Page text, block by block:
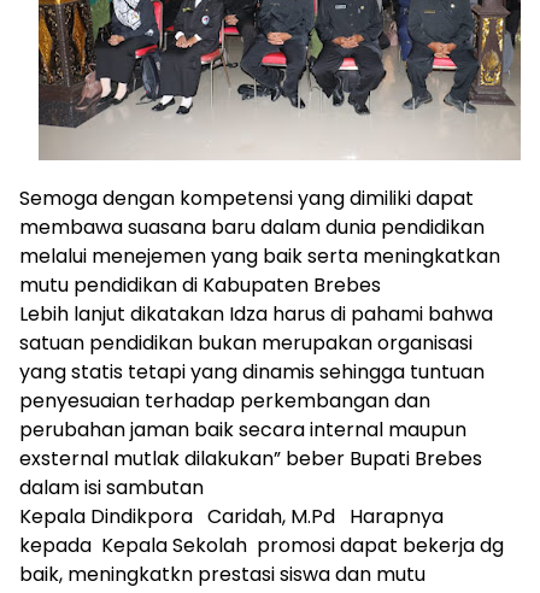
Semoga dengan kompetensi yang dimiliki dapat
membawa suasana baru dalam dunia pendidikan
melalui menejemen yang baik serta meningkatkan
mutu pendidikan di Kabupaten Brebes
Lebih lanjut dikatakan Idza harus di pahami bahwa
satuan pendidikan bukan merupakan organisasi
yang statis tetapi yang dinamis sehingga tuntuan
penyesuaian terhadap perkembangan dan
perubahan jaman baik secara internal maupun
exsternal mutlak dilakukan” beber Bupati Brebes
dalam isi sambutan
Kepala Dindikpora Caridah, M.Pd Harapnya
kepada Kepala Sekolah promosi dapat bekerja dg
baik, meningkatkn prestasi siswa dan mutu